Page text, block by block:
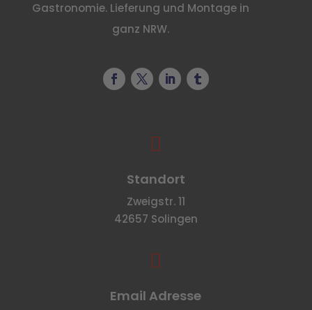
Gastronomie. Lieferung und Montage in
ganz NRW.

Standort
Zweigstr. 11
42657 Solingen

Email Adresse